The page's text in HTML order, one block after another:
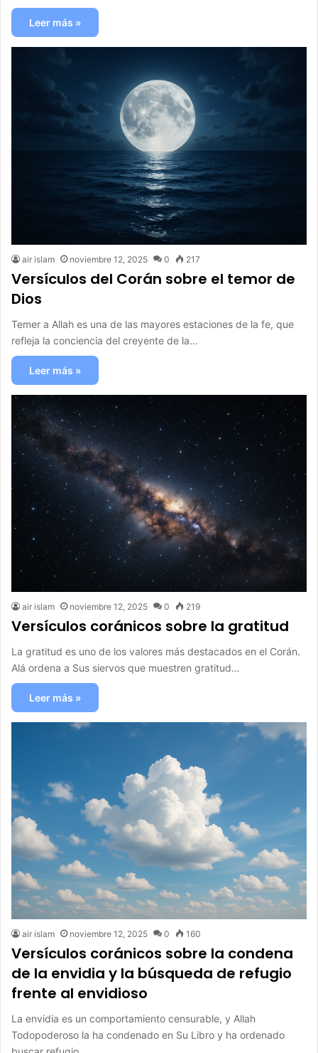
Leer más »
air islam noviembre 12, 2025 0 217
Versículos del Corán sobre el temor de
Dios
Temer a Allah es una de las mayores estaciones de la fe, que
refleja la conciencia del creyente de la…
Leer más »
air islam noviembre 12, 2025 0 219
Versículos coránicos sobre la gratitud
La gratitud es uno de los valores más destacados en el Corán.
Alá ordena a Sus siervos que muestren gratitud…
Leer más »
air islam noviembre 12, 2025 0 160
Versículos coránicos sobre la condena
de la envidia y la búsqueda de refugio
frente al envidioso
La envidia es un comportamiento censurable, y Allah
Todopoderoso la ha condenado en Su Libro y ha ordenado